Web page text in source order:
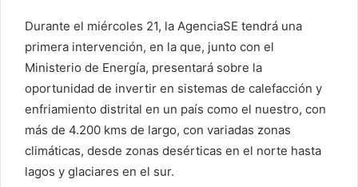
Durante el miércoles 21, la AgenciaSE tendrá una
primera intervención, en la que, junto con el
Ministerio de Energía, presentará sobre la
oportunidad de invertir en sistemas de calefacción y
enfriamiento distrital en un país como el nuestro, con
más de 4.200 kms de largo, con variadas zonas
climáticas, desde zonas desérticas en el norte hasta
lagos y glaciares en el sur.